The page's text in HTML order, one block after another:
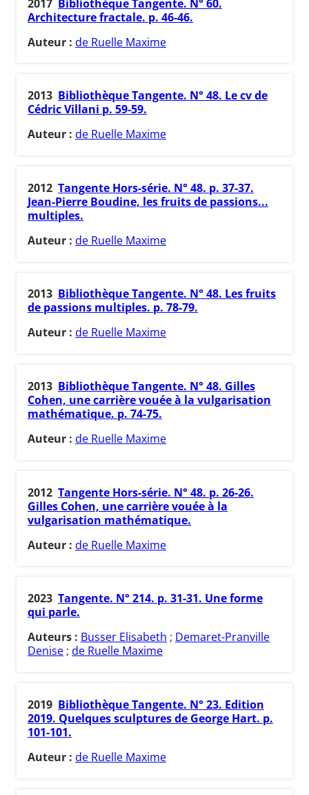
2017 Bibliothèque Tangente. N° 60.
Architecture fractale. p. 46-46.
Auteur : de Ruelle Maxime
2013 Bibliothèque Tangente. N° 48. Le cv de
Cédric Villani p. 59-59.
Auteur : de Ruelle Maxime
2012 Tangente Hors-série. N° 48. p. 37-37.
Jean-Pierre Boudine, les fruits de passions...
multiples.
Auteur : de Ruelle Maxime
2013 Bibliothèque Tangente. N° 48. Les fruits
de passions multiples. p. 78-79.
Auteur : de Ruelle Maxime
2013 Bibliothèque Tangente. N° 48. Gilles
Cohen, une carrière vouée à la vulgarisation
mathématique. p. 74-75.
Auteur : de Ruelle Maxime
2012 Tangente Hors-série. N° 48. p. 26-26.
Gilles Cohen, une carrière vouée à la
vulgarisation mathématique.
Auteur : de Ruelle Maxime
2023 Tangente. N° 214. p. 31-31. Une forme
qui parle.
Auteurs : Busser Elisabeth ; Demaret-Pranville
Denise ; de Ruelle Maxime
2019 Bibliothèque Tangente. N° 23. Edition
2019. Quelques sculptures de George Hart. p.
101-101.
Auteur : de Ruelle Maxime